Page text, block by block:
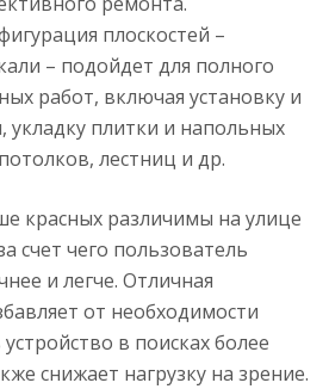
плоскостей –
– подойдет для полного
работ, включая установку и
укладку плитки и напольных
лестниц и др.
красных различимы на улице
счет чего пользователь
и легче. Отличная
от необходимости
в поисках более
снижает нагрузку на зрение.